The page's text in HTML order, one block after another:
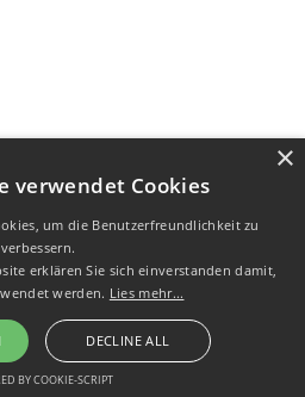
verwendet Cookies
um die Benutzerfreundlichkeit zu
verbessern.
erklären Sie sich einverstanden damit,
werden. Lies mehr...
DECLINE ALL
BY COOKIE-SCRIPT
×